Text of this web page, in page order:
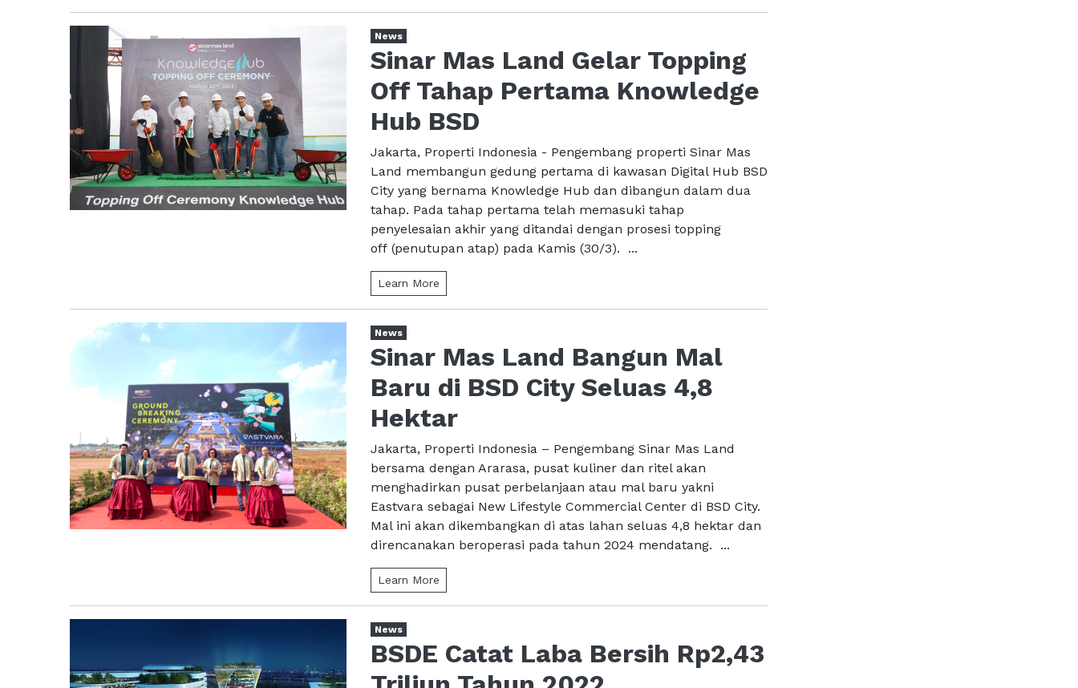
News
Sinar Mas Land Gelar Topping
Off Tahap Pertama Knowledge
Hub BSD
Jakarta, Properti Indonesia - Pengembang properti Sinar Mas
Land membangun gedung pertama di kawasan Digital Hub BSD
City yang bernama Knowledge Hub dan dibangun dalam dua
tahap. Pada tahap pertama telah memasuki tahap
penyelesaian akhir yang ditandai dengan prosesi topping
off (penutupan atap) pada Kamis (30/3). ...
Learn More
News
Sinar Mas Land Bangun Mal
Baru di BSD City Seluas 4,8
Hektar
Jakarta, Properti Indonesia – Pengembang Sinar Mas Land
bersama dengan Ararasa, pusat kuliner dan ritel akan
menghadirkan pusat perbelanjaan atau mal baru yakni
Eastvara sebagai New Lifestyle Commercial Center di BSD City.
Mal ini akan dikembangkan di atas lahan seluas 4,8 hektar dan
direncanakan beroperasi pada tahun 2024 mendatang. ...
Learn More
News
BSDE Catat Laba Bersih Rp2,43